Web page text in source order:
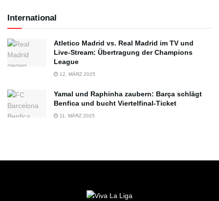
International
Atletico Madrid vs. Real Madrid im TV und
Live-Stream: Übertragung der Champions
League
12. MÄRZ 2025
Yamal und Raphinha zaubern: Barça schlägt
Benfica und bucht Viertelfinal-Ticket
11. MÄRZ 2025